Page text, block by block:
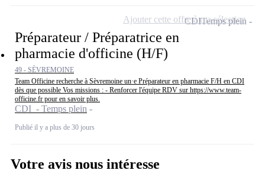
Préparateur / Préparatrice en
pharmacie d'officine (H/F)
49 - SÈVREMOINE
Team Officine recherche à Sèvremoine un·e Préparateur en pharmacie F/H en CDI
dès que possible Vos missions : - Renforcer l'équipe RDV sur https://www.team-
officine.fr pour en savoir plus.
CDI - Temps plein
Publié il y a plus de 30 jours
CDITemps plein
Ajouter cette offre à ma sélection
Votre avis nous intéresse